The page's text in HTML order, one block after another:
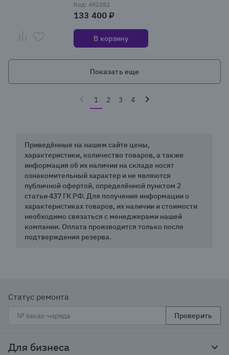
Код: 492282
133 400 ₽
В корзину
Показать еще
1 2 3 4
Приведённые на нашем сайте цены,
характеристики, количество товаров, а также
информация об их наличии на складе носят
ознакомительный характер и не являются
публичной офертой, определённой пунктом 2
статьи 437 ГК РФ. Для получения информации о
характеристиках товаров, их наличии и стоимости
необходимо связаться с менеджерами нашей
компании. Оплата производится только после
подтверждения резерва.
Статус ремонта
Проверить
Для бизнеса